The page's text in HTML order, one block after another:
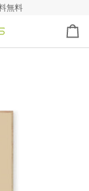
無料
カ
ー